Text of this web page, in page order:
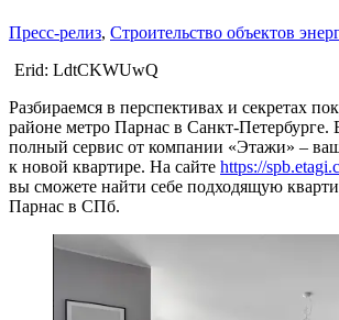
Пресс-релиз, Строительство объектов
Erid: LdtCKWUwQ
Разбираемся в перспективах и секретах
районе метро Парнас в Санкт-Петербурге.
полный сервис от компании «Этажи» –
к новой квартире. На сайте https://
вы сможете найти себе подходящую
Парнас в СПб.